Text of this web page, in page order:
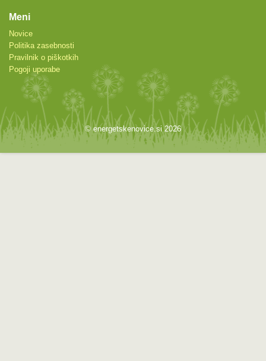
Meni
Novice
Politika zasebnosti
Pravilnik o piškotkih
Pogoji uporabe
© energetskenovice.si 2026